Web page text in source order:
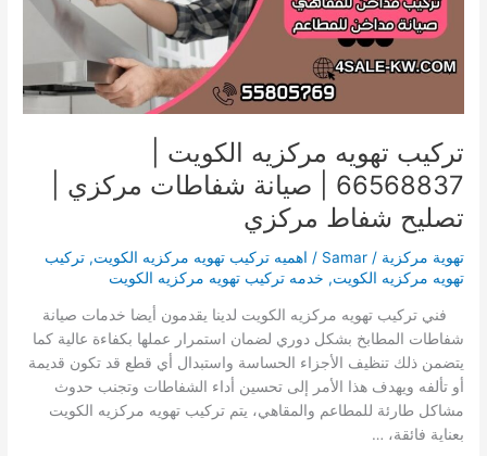
تركيب تهويه مركزيه الكويت |
66568837 | صيانة شفاطات مركزي |
تصليح شفاط مركزي
تهوية مركزية /
Samar
/ اهميه تركيب تهويه مركزيه الكويت,تركيب
تهويه مركزيه الكويت, خدمه تركيب تهويه مركزيه الكويت
فني تركيب تهويه مركزيه الكويت لدينا يقدمون أيضا خدمات صيانة
شفاطات المطابخ بشكل دوري لضمان استمرار عملها بكفاءة عالية كما
يتضمن ذلك تنظيف الأجزاء الحساسة واستبدال أي قطع قد تكون قديمة
أو تألفه ويهدف هذا الأمر إلى تحسين أداء الشفاطات وتجنب حدوث
مشاكل طارئة للمطاعم والمقاهي، يتم تركيب تهويه مركزيه الكويت
بعناية فائقة، …
صيانة
شفاطات
مركزي
تصليح
مركزي